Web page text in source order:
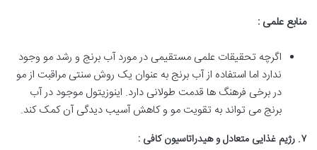
منابع علمی :
اگرچه تحقیقات علمی مستقیمی در مورد آب برنج و رشد مو وجود
ندارد اما استفاده از آب برنج به عنوان یک روش سنتی مراقبت از مو
در برخی فرهنگ ها قدمت طولانی دارد. اینوزیتول موجود در آب
برنج می تواند به تقویت مو و کاهش آسیب دیدگی آن کمک کند.
۷. رژیم غذایی متعادل و هیدراتاسیون کافی :